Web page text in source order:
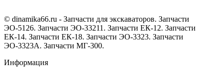
© dinamika66.ru - Запчасти для экскаваторов. Запчасти
ЭО-5126. Запчасти ЭО-33211. Запчасти ЕК-12. Запчасти
ЕК-14. Запчасти ЕК-18. Запчасти ЭО-3323. Запчасти
ЭО-3323А. Запчасти МГ-300.
Информация